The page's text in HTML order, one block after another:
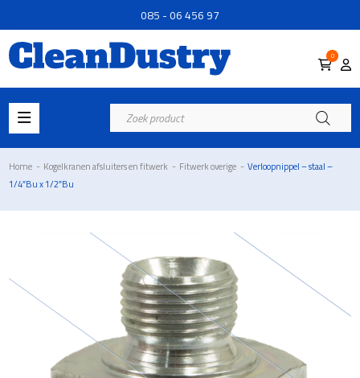
085 - 06 456 97
0
Producten
zoeken
Home - Kogelkranen afsluiters en fitwerk - Fitwerk overige - Verloopnippel – staal –
1/4″Bu x 1/2″Bu